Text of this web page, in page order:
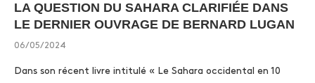
LA QUESTION DU SAHARA CLARIFIÉE DANS
LE DERNIER OUVRAGE DE BERNARD LUGAN
06/05/2024
Dans son récent livre intitulé « Le Sahara occidental en 10